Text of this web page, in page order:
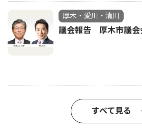
厚木・愛川・清川
議会報告 厚木市議
すべて見る